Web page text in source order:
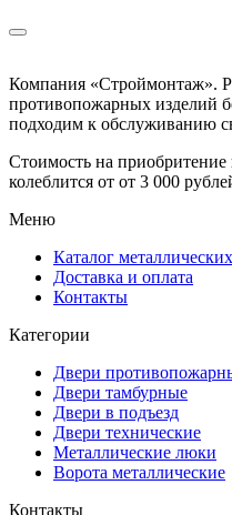
Компания «Строймонтаж».
противопожарных изделий
подходим к обслуживанию
Стоимость на
колеблится от от 3 000
Меню
Каталог
Доставка и оплата
Контакты
Категории
Двери
Двери тамбурные
Двери в подъезд
Двери технические
Металлические люки
Ворота металлические
Контакты